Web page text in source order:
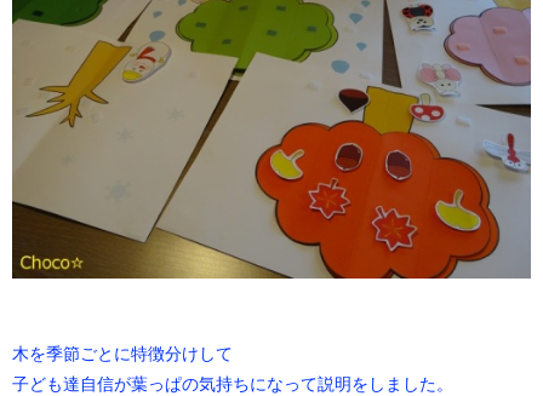
木を季節ごとに特徴分けして
子ども達自信が葉っぱの気持ちになって説明をしました。